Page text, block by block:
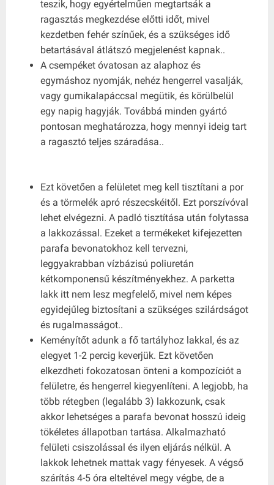
teszik, hogy egyértelműen megtartsák a
ragasztás megkezdése előtti időt, mivel
kezdetben fehér színűek, és a szükséges idő
betartásával átlátszó megjelenést kapnak..
A csempéket óvatosan az alaphoz és
egymáshoz nyomják, nehéz hengerrel vasalják,
vagy gumikalapáccsal megütik, és körülbelül
egy napig hagyják. Továbbá minden gyártó
pontosan meghatározza, hogy mennyi ideig tart
a ragasztó teljes száradása..
Ezt követően a felületet meg kell tisztítani a por
és a törmelék apró részecskéitől. Ezt porszívóval
lehet elvégezni. A padló tisztítása után folytassa
a lakkozással. Ezeket a termékeket kifejezetten
parafa bevonatokhoz kell tervezni,
leggyakrabban vízbázisú poliuretán
kétkomponensű készítményekhez. A parketta
lakk itt nem lesz megfelelő, mivel nem képes
egyidejűleg biztosítani a szükséges szilárdságot
és rugalmasságot..
Keményítőt adunk a fő tartályhoz lakkal, és az
elegyet 1-2 percig keverjük. Ezt követően
elkezdheti fokozatosan önteni a kompozíciót a
felületre, és hengerrel kiegyenlíteni. A legjobb, ha
több rétegben (legalább 3) lakkozunk, csak
akkor lehetséges a parafa bevonat hosszú ideig
tökéletes állapotban tartása. Alkalmazható
felületi csiszolással és ilyen eljárás nélkül. A
lakkok lehetnek mattak vagy fényesek. A végső
szárítás 4-5 óra elteltével megy végbe, de a